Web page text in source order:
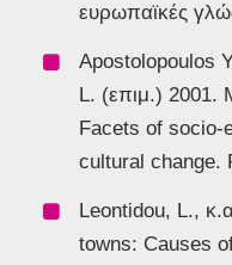
ευρωπαϊκές
Apostolopoulos
L. (επιμ.) 2001.
Facets of socio-
cultural change.
Leontidou, L.,
towns: Causes